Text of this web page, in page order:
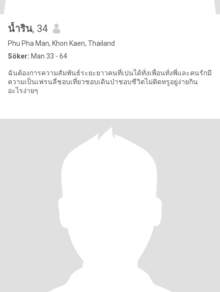
น้ำริน, 34
Phu Pha Man, Khon Kaen, Thailand
Söker: Man 33 - 64
ฉันต้องการความสัมพันธ์ระยะยาวคนที่เปนได้ทั่งเพื่อนทั่งพี่และคนรักมี
ความเป็นเฟรนลี่ชอบเที่ยวชอบเดินป่าชอบชีวิตไม่ติดหรูอยู่ง่ายกิน
อะไรง่ายๆ